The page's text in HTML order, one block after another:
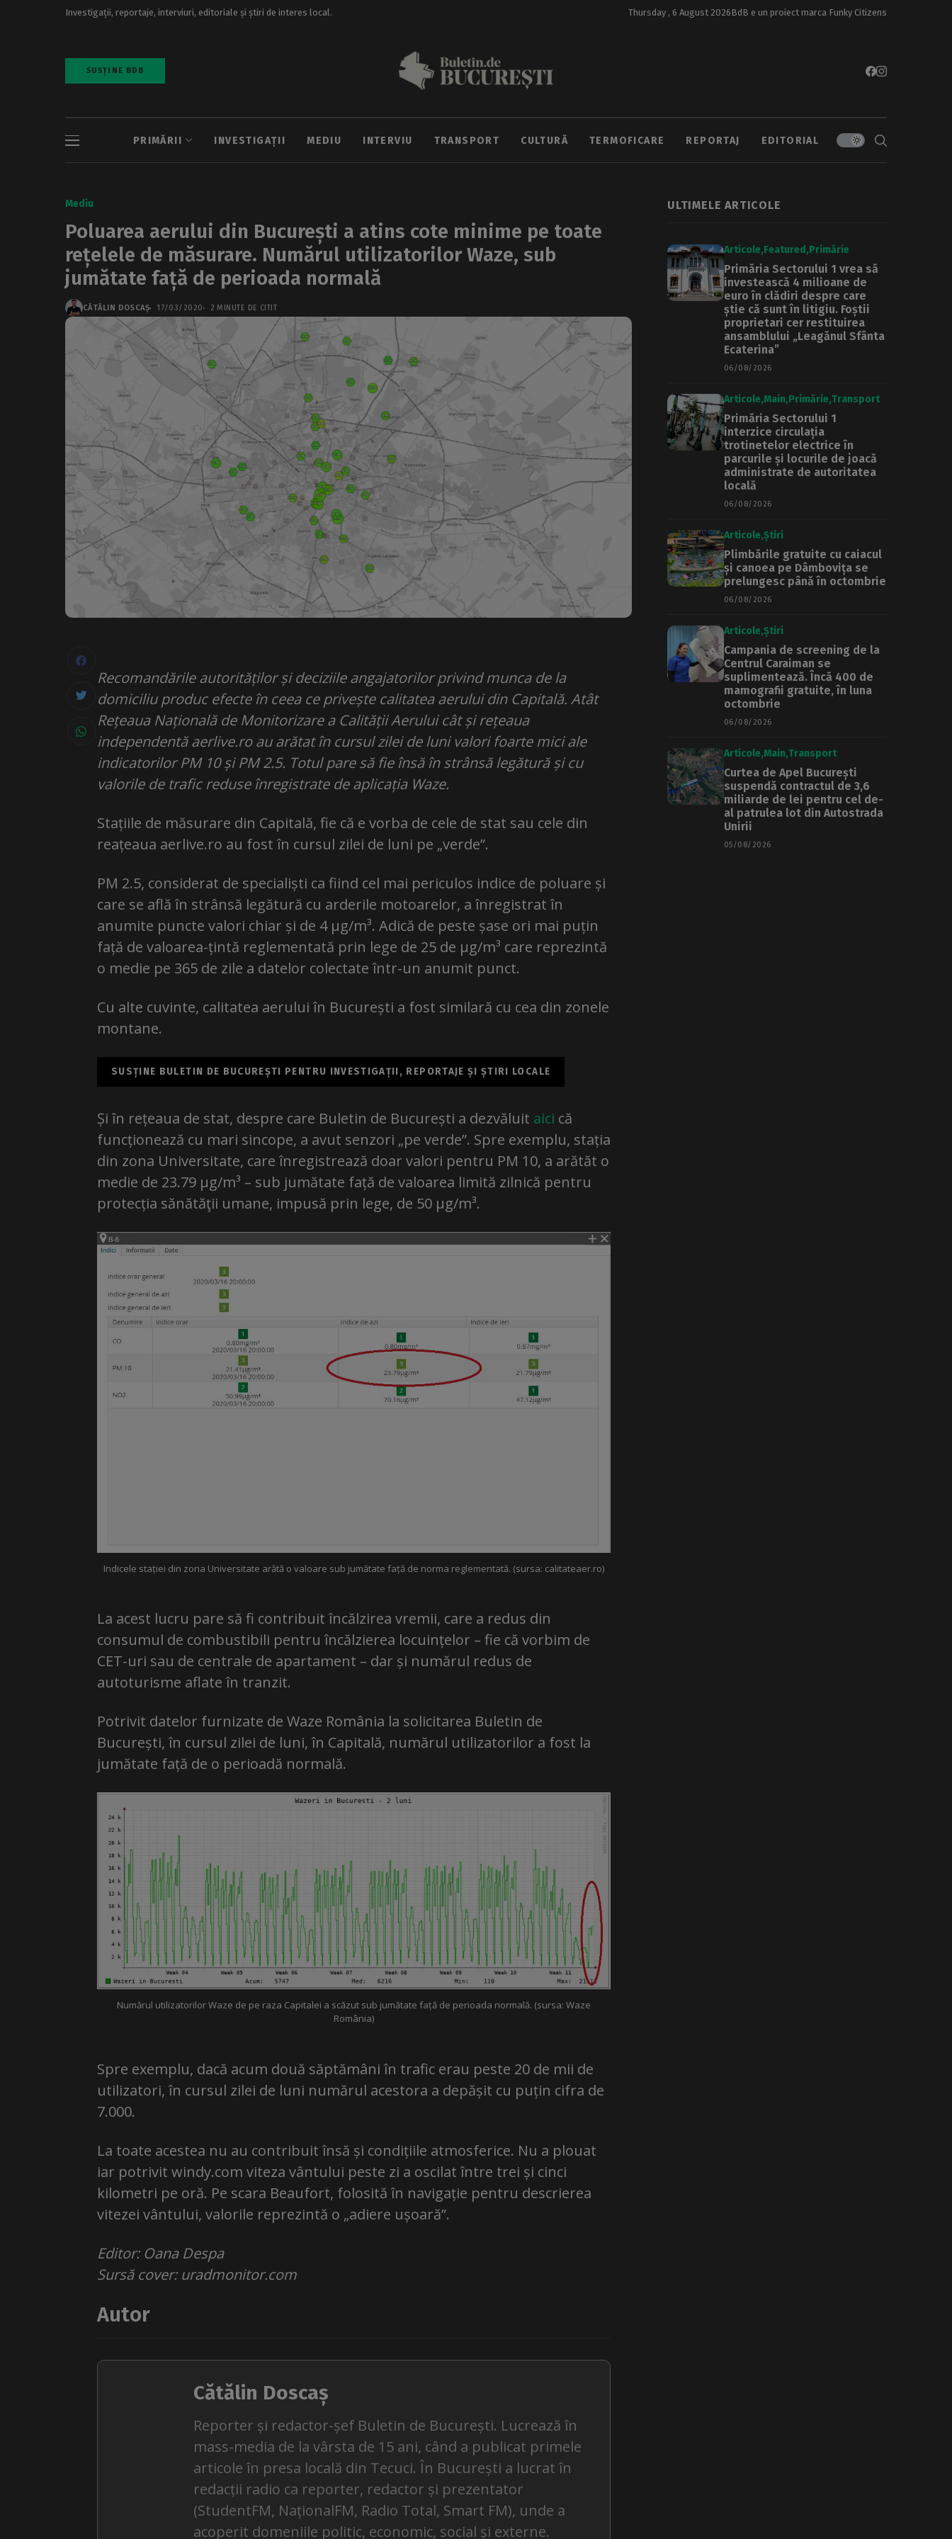
Investigații, reportaje, interviuri, editoriale și știri de interes local. Thursday , 6 August 2026BdB e un proiect marca Funky Citizens
SUSȚINE BDB
PRIMĂRII INVESTIGAȚII MEDIU INTERVIU TRANSPORT CULTURĂ TERMOFICARE REPORTAJ EDITORIAL
Mediu
Poluarea aerului din București a atins cote minime pe toate
rețelele de măsurare. Numărul utilizatorilor Waze, sub
jumătate față de perioada normală
CĂTĂLIN DOSCAȘ 17/03/2020 2 MINUTE DE CITIT
Recomandările autorităților și deciziile angajatorilor privind munca de la
domiciliu produc efecte în ceea ce privește calitatea aerului din Capitală. Atât
Rețeaua Națională de Monitorizare a Calității Aerului cât și rețeaua
independentă aerlive.ro au arătat în cursul zilei de luni valori foarte mici ale
indicatorilor PM 10 și PM 2.5. Totul pare să fie însă în strânsă legătură și cu
valorile de trafic reduse înregistrate de aplicația Waze.
Stațiile de măsurare din Capitală, fie că e vorba de cele de stat sau cele din
reațeaua aerlive.ro au fost în cursul zilei de luni pe „verde”.
PM 2.5, considerat de specialiști ca fiind cel mai periculos indice de poluare și
care se află în strânsă legătură cu arderile motoarelor, a înregistrat în
anumite puncte valori chiar și de 4 µg/m³. Adică de peste șase ori mai puțin
față de valoarea-țintă reglementată prin lege de 25 de µg/m³ care reprezintă
o medie pe 365 de zile a datelor colectate într-un anumit punct.
Cu alte cuvinte, calitatea aerului în București a fost similară cu cea din zonele
montane.
SUSȚINE BULETIN DE BUCUREȘTI PENTRU INVESTIGAȚII, REPORTAJE ȘI ȘTIRI LOCALE
Și în rețeaua de stat, despre care Buletin de București a dezvăluit aici că
funcționează cu mari sincope, a avut senzori „pe verde”. Spre exemplu, stația
din zona Universitate, care înregistrează doar valori pentru PM 10, a arătăt o
medie de 23.79 µg/m³ – sub jumătate față de valoarea limită zilnică pentru
protecția sănătăţii umane, impusă prin lege, de 50 µg/m³.
Indicele stației din zona Universitate arătă o valoare sub jumătate față de norma reglementată. (sursa: calitateaer.ro)
La acest lucru pare să fi contribuit încălzirea vremii, care a redus din
consumul de combustibili pentru încălzierea locuințelor – fie că vorbim de
CET-uri sau de centrale de apartament – dar și numărul redus de
autoturisme aflate în tranzit.
Potrivit datelor furnizate de Waze România la solicitarea Buletin de
București, în cursul zilei de luni, în Capitală, numărul utilizatorilor a fost la
jumătate față de o perioadă normală.
Numărul utilizatorilor Waze de pe raza Capitalei a scăzut sub jumătate față de perioada normală. (sursa: Waze
România)
Spre exemplu, dacă acum două săptămâni în trafic erau peste 20 de mii de
utilizatori, în cursul zilei de luni numărul acestora a depășit cu puțin cifra de
7.000.
La toate acestea nu au contribuit însă și condițiile atmosferice. Nu a plouat
iar potrivit windy.com viteza vântului peste zi a oscilat între trei și cinci
kilometri pe oră. Pe scara Beaufort, folosită în navigație pentru descrierea
vitezei vântului, valorile reprezintă o „adiere ușoară”.
Editor: Oana Despa
Sursă cover: uradmonitor.com
Autor
Cătălin Doscaș
Reporter și redactor-șef Buletin de București. Lucrează în
mass-media de la vârsta de 15 ani, când a publicat primele
articole în presa locală din Tecuci. În București a lucrat în
redacții radio ca reporter, redactor și prezentator
(StudentFM, NaționalFM, Radio Total, Smart FM), unde a
acoperit domeniile politic, economic, social și externe.
ULTIMELE ARTICOLE
Articole Featured Primărie
Primăria Sectorului 1 vrea să
investească 4 milioane de
euro în clădiri despre care
știe că sunt în litigiu. Foștii
proprietari cer restituirea
ansamblului „Leagănul Sfânta
Ecaterina”
06/08/2026
Articole Main Primărie Transport
Primăria Sectorului 1
interzice circulația
trotinetelor electrice în
parcurile și locurile de joacă
administrate de autoritatea
locală
06/08/2026
Articole Știri
Plimbările gratuite cu caiacul
și canoea pe Dâmbovița se
prelungesc până în octombrie
06/08/2026
Articole Știri
Campania de screening de la
Centrul Caraiman se
suplimentează. Încă 400 de
mamografii gratuite, în luna
octombrie
06/08/2026
Articole Main Transport
Curtea de Apel București
suspendă contractul de 3,6
miliarde de lei pentru cel de-
al patrulea lot din Autostrada
Unirii
05/08/2026